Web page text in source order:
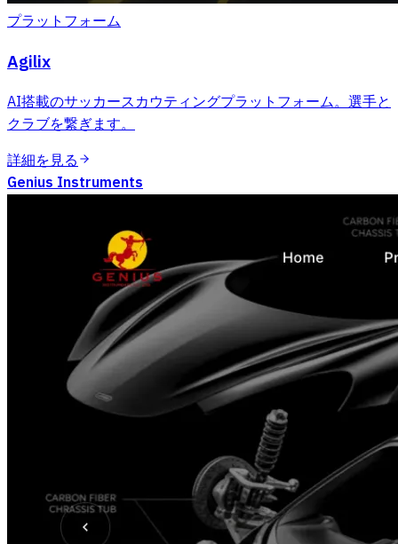
プラットフォーム
Agilix
AI搭載のサッカースカウティングプラットフォーム。選手と
クラブを繋ぎます。
詳細を見る
Genius Instruments